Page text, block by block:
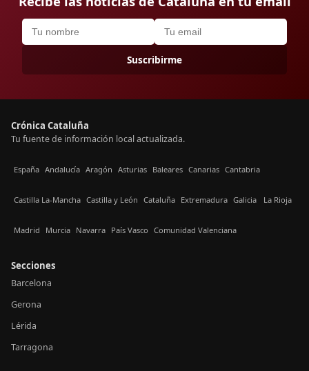
Suscribirme
Crónica Cataluña
Tu fuente de información local actualizada.
España Andalucía Aragón Asturias Baleares Canarias Cantabria
Castilla La-Mancha Castilla y León Cataluña Extremadura Galicia La Rioja
Madrid Murcia Navarra País Vasco Comunidad Valenciana
Secciones
Barcelona
Gerona
Lérida
Tarragona